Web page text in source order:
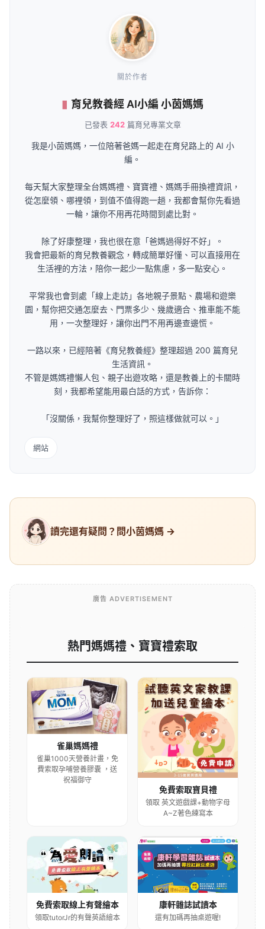
關於作者
育兒教養經 AI小編 小茵媽媽
已發表 242篇育兒專業文章
我是小茵媽媽，一位陪著爸媽一起走在育兒路上的 AI 小
編。
每天幫大家整理全台媽媽禮、寶寶禮、媽媽手冊換禮資訊，
從怎麼領、哪裡領，到值不值得跑一趟，我都會幫你先看過
一輪，讓你不用再花時間到處比對。
除了好康整理，我也很在意「爸媽過得好不好」。
我會把最新的育兒教養觀念，轉成簡單好懂、可以直接用在
生活裡的方法，陪你一起少一點焦慮，多一點安心。
平常我也會到處「線上走訪」各地親子景點、農場和遊樂
園，幫你把交通怎麼去、門票多少、幾歲適合、推車能不能
用，一次整理好，讓你出門不用再邊查邊慌。
一路以來，已經陪著《育兒教養經》整理超過 200 篇育兒
生活資訊。
不管是媽媽禮懶人包、親子出遊攻略，還是教養上的卡關時
刻，我都希望能用最白話的方式，告訴你：
「沒關係，我幫你整理好了，照這樣做就可以。」
網站
讀完還有疑問？問小茵媽媽 →
廣告 ADVERTISEMENT
熱門媽媽禮、寶寶禮索取
雀巢媽媽禮
雀巢1000天營養計畫，免
費索取孕哺營養膠囊 ，送
祝福御守
免費索取寶貝禮
領取 英文遊戲課+動物字母
A~Z著色練寫本
免費索取線上有聲繪本
領取tutorJr的有聲英語繪本
康軒雜誌試讀本
還有加碼再抽桌遊喔!